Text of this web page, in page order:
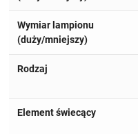
Wymiar lampionu
(duży/mniejszy)
Rodzaj
Element świecący